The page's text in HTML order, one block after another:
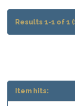
Results 1-1 of 1
Item hits: